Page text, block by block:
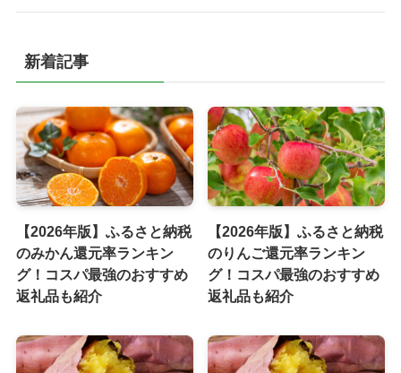
新着記事
【2026年版】ふるさと納税
のみかん還元率ランキン
グ！コスパ最強のおすすめ
返礼品も紹介
【2026年版】ふるさと納税
のりんご還元率ランキン
グ！コスパ最強のおすすめ
返礼品も紹介